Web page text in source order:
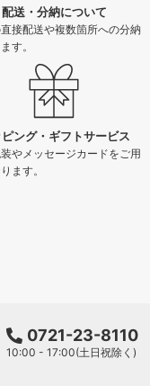
配送・分納について
接配送や複数箇所への分納
す。
ング・ギフトサービス
やメッセージカードをご用
ます。
0721-23-8110
10:00 - 17:00(土日祝除く)